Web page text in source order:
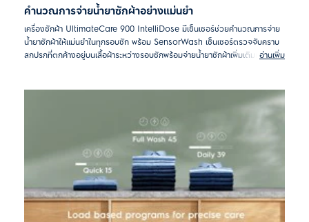
คำนวณการจ่ายน้ำยาซักผ้าอย่างแม่นยำ
เครื่องซักผ้า UltimateCare 900 IntelliDose มีเซ็นเซอร์ช่วยคำนวณการจ่าย
น้ำยาซักผ้าให้แม่นยำในทุกรอบซัก พร้อม SensorWash เซ็นเซอร์ตรวจจับคราบ
สกปรกที่ตกค้างอยู่บนเสื้อผ้าระหว่างรอบซักพร้อมจ่ายน้ำยาซักผ้าเพิ่มเติมเมื่ออ่านเพิ่ม